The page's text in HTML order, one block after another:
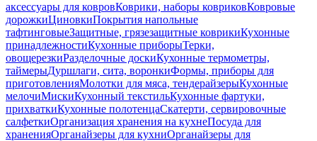
аксессуары для ковровКоврики, наборы ковриковКовровые
дорожкиЦиновкиПокрытия напольные
тафтинговыеЗащитные, грязезащитные коврикиКухонные
принадлежностиКухонные приборыТерки,
овощерезкиРазделочные доскиКухонные термометры,
таймерыДуршлаги, сита, воронкиФормы, приборы для
приготовленияМолотки для мяса, тендерайзерыКухонные
мелочиМискиКухонный текстильКухонные фартуки,
прихваткиКухонные полотенцаСкатерти, сервировочные
салфеткиОрганизация хранения на кухнеПосуда для
храненияОрганайзеры для кухниОрганайзеры для